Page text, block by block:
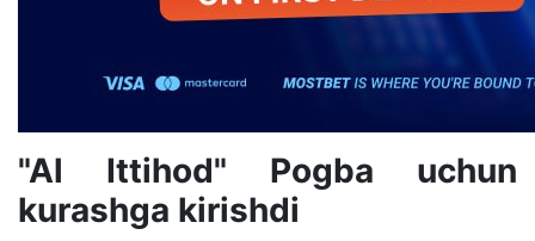
"Al Ittihod" Pogba uchun
kurashga kirishdi